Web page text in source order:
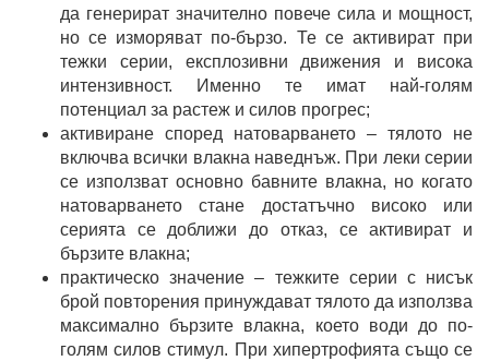
да генерират значително повече сила и мощност,
но се изморяват по-бързо. Те се активират при
тежки серии, експлозивни движения и висока
интензивност. Именно те имат най-голям
потенциал за растеж и силов прогрес;
активиране според натоварването – тялото не
включва всички влакна наведнъж. При леки серии
се използват основно бавните влакна, но когато
натоварването стане достатъчно високо или
серията се доближи до отказ, се активират и
бързите влакна;
практическо значение – тежките серии с нисък
брой повторения принуждават тялото да използва
максимално бързите влакна, което води до по-
голям силов стимул. При хипертрофията също се